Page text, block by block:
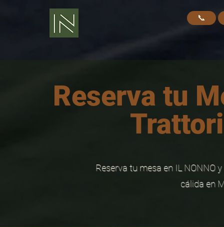
📞
Reserva tu
Reserva tu mesa en IL NONNO
cálida en